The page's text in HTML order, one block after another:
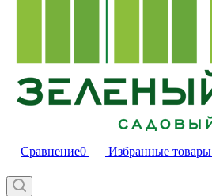
Сравнение0 Избранные товары